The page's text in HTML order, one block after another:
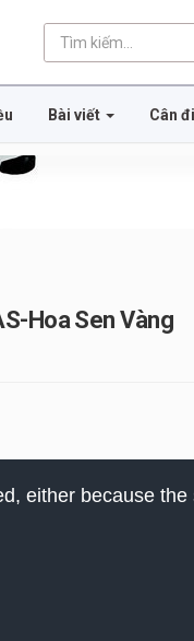
Bài viết Cân
Hoa Sen Vàng
either because